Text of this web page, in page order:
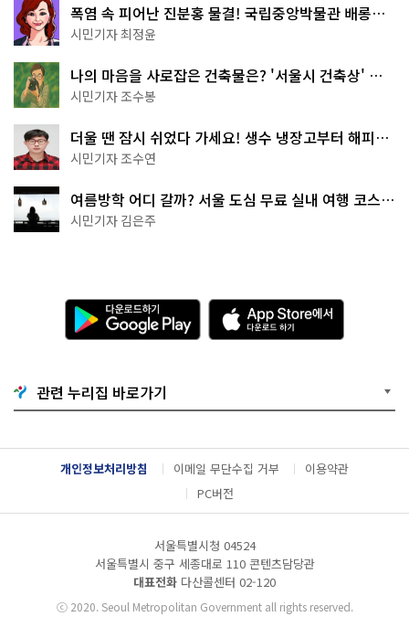
폭염 속 피어난 진분홍 물결! 국립중앙박물관 배롱나
무 명소
시민기자 최정윤
나의 마음을 사로잡은 건축물은? '서울시 건축상' 수
상작 공개!
시민기자 조수봉
더울 땐 잠시 쉬었다 가세요! 생수 냉장고부터 해피소
·무더위쉼터까지
시민기자 조수연
여름방학 어디 갈까? 서울 도심 무료 실내 여행 코스
추천
시민기자 김은주
다
운
로
기
G
o
g
l
e
A
p
p
e
서
다
운
관련 누리집 바로가기
개인정보처리방침 이메일 무단수집 거부
이용약관
PC버전
서울특별시청 04524
서울특별시 중구 세종대로 110 콘텐츠담당관
대표전화 다산콜센터 02-120
ⓒ2020. Seoul Metropolitan Government all rights reserved.